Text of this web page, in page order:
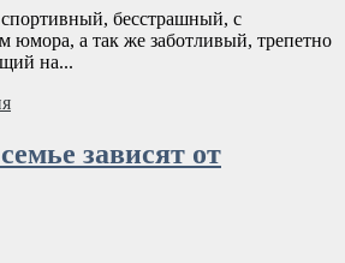
бесстрашный, с
юмора, а так же заботливый, трепетно
на...
зависят от